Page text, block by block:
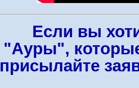
Если вы
"Ауры",
присылайте